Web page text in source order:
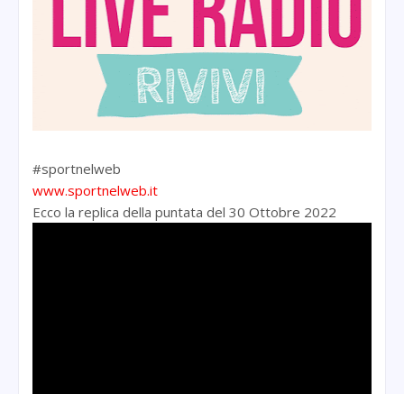
#sportnelweb
www.sportnelweb.it
Ecco la replica della puntata del 30 Ottobre 2022